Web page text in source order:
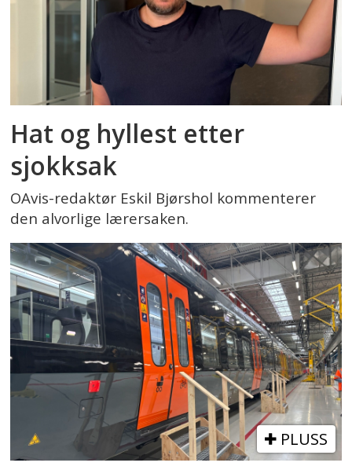
Hat og hyllest etter
sjokksak
OAvis-redaktør Eskil Bjørshol kommenterer
den alvorlige lærersaken.
PLUSS